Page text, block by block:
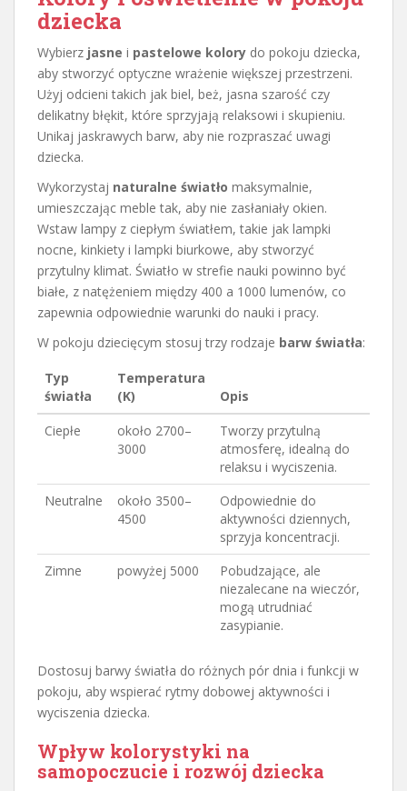
dziecka
Wybierz jasne i pastelowe kolory do pokoju dziecka,
aby stworzyć optyczne wrażenie większej przestrzeni.
Użyj odcieni takich jak biel, beż, jasna szarość czy
delikatny błękit, które sprzyjają relaksowi i skupieniu.
Unikaj jaskrawych barw, aby nie rozpraszać uwagi
dziecka.
Wykorzystaj naturalne światło maksymalnie,
umieszczając meble tak, aby nie zasłaniały okien.
Wstaw lampy z ciepłym światłem, takie jak lampki
nocne, kinkiety i lampki biurkowe, aby stworzyć
przytulny klimat. Światło w strefie nauki powinno być
białe, z natężeniem między 400 a 1000 lumenów, co
zapewnia odpowiednie warunki do nauki i pracy.
W pokoju dziecięcym stosuj trzy rodzaje barw światła:
Typ
światła
Temperatura
(K)
Opis
Ciepłe
około 2700–
3000
Tworzy przytulną
atmosferę, idealną do
relaksu i wyciszenia.
Neutralne
około 3500–
4500
Odpowiednie do
aktywności dziennych,
sprzyja koncentracji.
Zimne
powyżej 5000
Pobudzające, ale
niezalecane na wieczór,
mogą utrudniać
zasypianie.
Dostosuj barwy światła do różnych pór dnia i funkcji w
pokoju, aby wspierać rytmy dobowej aktywności i
wyciszenia dziecka.
Wpływ kolorystyki na
samopoczucie i rozwój dziecka